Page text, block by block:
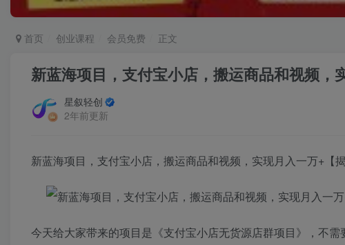
首页 创业课程 会员免费 正文
新蓝海项目，支付宝小店，搬运商品和视频，
星叙轻创
2年前更新
新蓝海项目，支付宝小店，搬运商品和视频，实现月入一万+【揭
今天给大家带来的项目是《支付宝小店无货源店群项目》，不